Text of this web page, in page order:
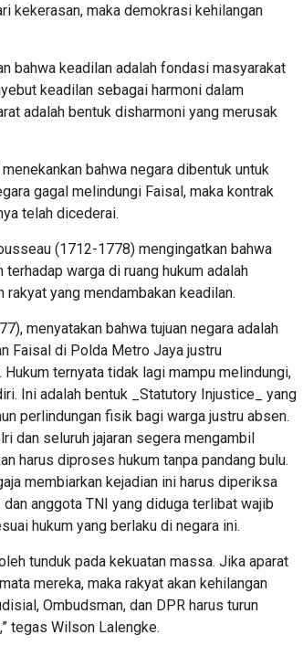
kekerasan, maka demokrasi kehilangan
bahwa keadilan adalah fondasi masyarakat
keadilan sebagai harmoni dalam
adalah bentuk disharmoni yang merusak
bahwa negara dibentuk untuk
gagal melindungi Faisal, maka kontrak
telah dicederai.
(1712-1778) mengingatkan bahwa
warga di ruang hukum adalah
yang mendambakan keadilan.
menyatakan bahwa tujuan negara adalah
Faisal di Polda Metro Jaya justru
ternyata tidak lagi mampu melindungi,
Ini adalah bentuk _Statutory Injustice_ yang
perlindungan fisik bagi warga justru absen.
dan seluruh jajaran segera mengambil
harus diproses hukum tanpa pandang bulu.
membiarkan kejadian ini harus diperiksa
anggota TNI yang diduga terlibat wajib
hukum yang berlaku di negara ini.
tunduk pada kekuatan massa. Jika aparat
mereka, maka rakyat akan kehilangan
Ombudsman, dan DPR harus turun
tegas Wilson Lalengke.